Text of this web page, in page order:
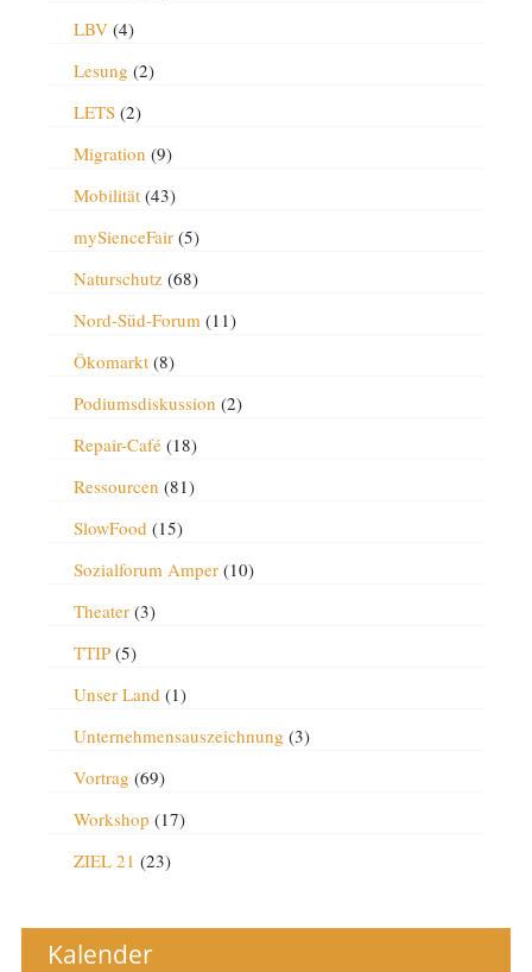
LBV(4)
Lesung (2)
LETS(2)
Migration (9)
Mobilität(43)
mySienceFair(5)
Naturschutz(68)
Nord-Süd-Forum(11)
Ökomarkt(8)
Podiumsdiskussion (2)
Repair-Café(18)
Ressourcen (81)
SlowFood (15)
Sozialforum Amper(10)
Theater(3)
TTIP(5)
Unser Land (1)
Unternehmensauszeichnung (3)
Vortrag (69)
Workshop (17)
ZIEL 21 (23)
Kalender